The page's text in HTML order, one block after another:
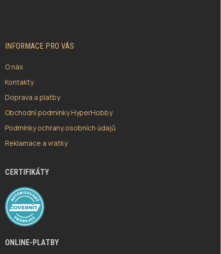
INFORMACE PRO VÁS
O nás
Kontakty
Doprava a platby
Obchodní podmínky HyperHobby
Podmínky ochrany osobních údajů
Reklamace a vratky
CERTIFIKÁTY
ONLINE-PLATBY